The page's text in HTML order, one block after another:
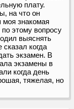
плату.
на что он
моя знакомая
этому вопросу
выяснять
сказал когда
экзамен. В
экзамены в
когда день
тяжелая, но